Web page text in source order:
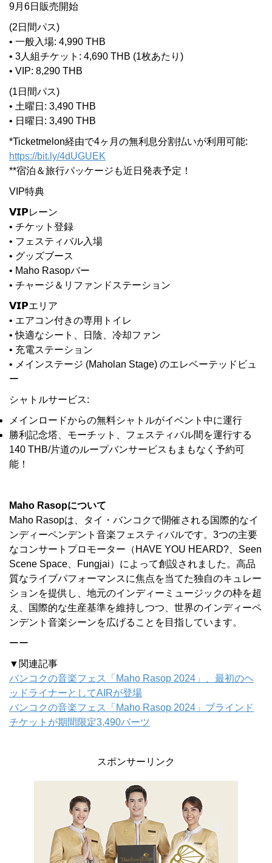
9月6日販売開始
(2日間パス)
• 一般入場: 4,990 THB
• 3人組チケット: 4,690 THB (1枚あたり)
• VIP: 8,290 THB
(1日間パス)
• 土曜日: 3,490 THB
• 日曜日: 3,490 THB
*Ticketmelon経由で4ヶ月の無利息分割払いが利用可能:
https://bit.ly/4dUGUEK
**宿泊＆旅行パッケージも近日発表予定！
VIP特典
𝗩𝗜𝗣レーン
• チケット登録
• フェスティバル入場
• グッズブース
• Maho Rasopバー
• チャージ＆リファンドステーション
𝗩𝗜𝗣エリア
• エアコン付きの専用トイレ
• 快適なシート、日陰、冷却ファン
• 充電ステーション
• メインステージ (Maholan Stage) のエレベーテッドビュ
ー
シャトルサービス:
メインロードからの無料シャトルがイベント中に運行
勝利記念塔、モーチット、フェスティバル間を運行する
140 THB/片道のループバンサービスもまもなく予約可
能！
Maho Rasopについて
Maho Rasopは、タイ・バンコクで開催される国際的なイ
ンディーペンデント音楽フェスティバルです。3つの主要
なコンサートプロモーター（HAVE YOU HEARD?、Seen
Scene Space、Fungjai）によって創設されました。高品
質なライブパフォーマンスに焦点を当てた独自のキュレー
ションを提供し、地元のインディーミュージックの枠を超
え、国際的な生産基準を維持しつつ、世界のインディーペ
ンデント音楽シーンを広げることを目指しています。
ーー
▼関連記事
バンコクの音楽フェス「Maho Rasop 2024」、最初のヘ
ッドライナーとしてAIRが登場
バンコクの音楽フェス「Maho Rasop 2024」ブラインド
チケットが期間限定3,490バーツ
スポンサーリンク